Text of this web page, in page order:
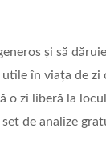
și să
în viața de
o zi liberă la
de analize